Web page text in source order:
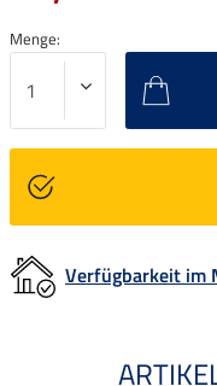
Menge:
Verfügbarkeit im